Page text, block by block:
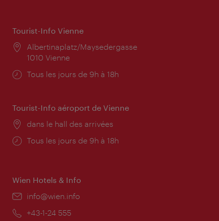
Tourist-Info Vienne
Lieu:
Albertinaplatz/Maysedergasse
1010 Vienne
Horaires
Tous les jours de 9h à 18h
Tourist-Info aéroport de Vienne
Lieu:
dans le hall des arrivées
Horaires
Tous les jours de 9h à 18h
Wien Hotels & Info
E-
info@wien.info
Téléphone:
+43-1-24 555